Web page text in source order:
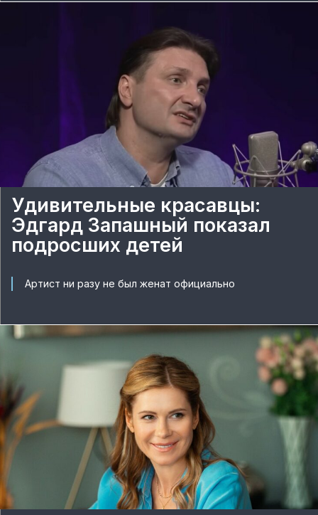
Удивительные красавцы:
Эдгард Запашный показал
подросших детей
Артист ни разу не был женат официально